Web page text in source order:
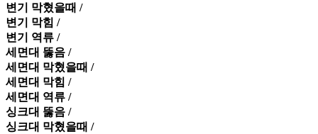
변기 막혔을때 /
변기 막힘 /
변기 역류 /
세면대 뚫음 /
세면대 막혔을때 /
세면대 막힘 /
세면대 역류 /
싱크대 뚫음 /
싱크대 막혔을때 /